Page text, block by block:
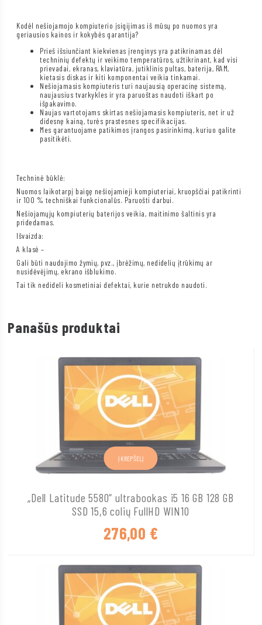
Kodėl nešiojamojo kompiuterio įsigijimas iš mūsų po nuomos yra
geriausios kainos ir kokybės garantija?
Prieš išsiunčiant kiekvienas įrenginys yra patikrinamas dėl
techninių defektų ir veikimo temperatūros, užtikrinant, kad visi
prievadai, ekranas, klaviatūra, jutiklinis pultas, baterija, RAM,
kietasis diskas ir kiti komponentai veikia tinkamai.
Nešiojamasis kompiuteris turi naujausią operacinę sistemą,
naujausius tvarkykles ir yra paruoštas naudoti iškart po
išpakavimo.
Naujas vartotojams skirtas nešiojamasis kompiuteris, net ir už
didesnę kainą, turės prastesnes specifikacijas.
Mes garantuojame patikimos įrangos pasirinkimą, kuriuo galite
pasitikėti.
Techninė būklė:
Nuomos laikotarpį baigę nešiojamieji kompiuteriai, kruopščiai patikrinti
ir 100 % techniškai funkcionalūs. Paruošti darbui.
Nešiojamųjų kompiuterių baterijos veikia, maitinimo šaltinis yra
pridedamas.
Išvaizda:
A klasė –
Gali būti naudojimo žymių, pvz., įbrėžimų, nedidelių įtrūkimų ar
nusidėvėjimų, ekrano išblukimo.
Tai tik nedideli kosmetiniai defektai, kurie netrukdo naudoti.
Panašūs produktai
„Dell Latitude 5580“ ultrabookas i5 16 GB 128 GB
SSD 15,6 colių FullHD WIN10
276,00 €
Į KREPŠELĮ